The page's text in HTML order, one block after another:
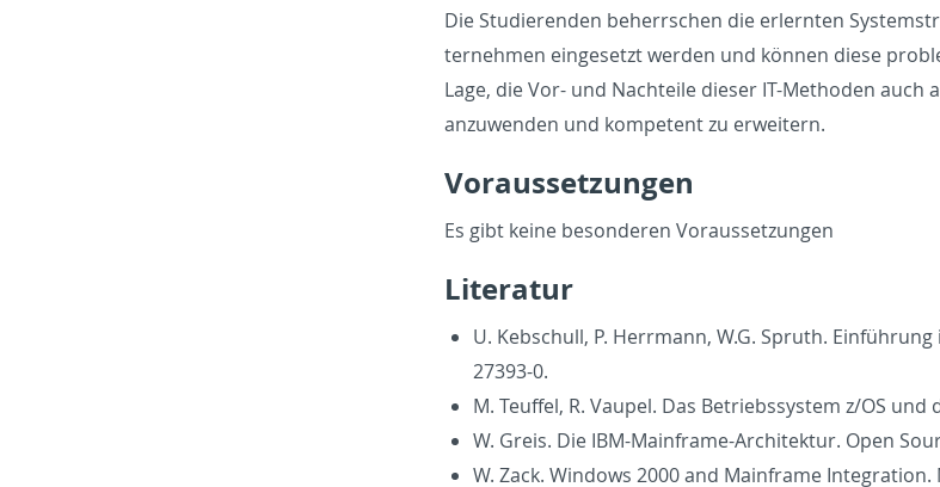
Die Studieren­den be­herrschen die er­lern­ten
ternehmen einge­setzt wer­den und können diese
Lage, die Vor- und Nachteile dieser IT-Meth­o­den
anzuwen­den und kom­pe­tent zu er­weit­ern.
Vo­raus­set­zun­gen
Es gibt keine beson­deren Vo­raus­set­zun­gen
Lit­er­atur
U. Keb­schull, P. Her­rmann, W.G. Spruth.
27393-0.
M. Teuf­fel, R. Vau­pel. Das Be­trieb­ssys­tem z/OS
W. Greis. Die IBM-Main­frame-Ar­chitek­tur. Open
W. Zack. Win­dows 2000 and Main­frame In­te­gra­tion.